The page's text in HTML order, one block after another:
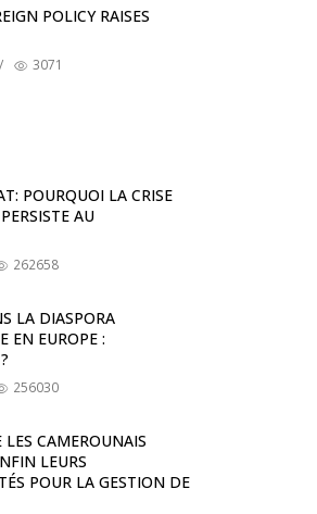
POLICY RAISES
/ 3071
POURQUOI LA CRISE
AU
262658
LA DIASPORA
EN EUROPE :
256030
CAMEROUNAIS
LEURS
POUR LA GESTION DE